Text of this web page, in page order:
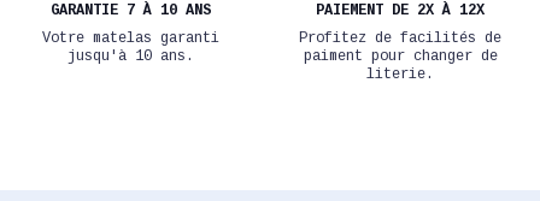
GARANTIE 7 À 10 ANS
Votre matelas garanti
jusqu'à 10 ans.
PAIEMENT DE 2X À 12X
Profitez de facilités de
paiment pour changer de
literie.